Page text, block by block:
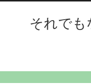
それでも